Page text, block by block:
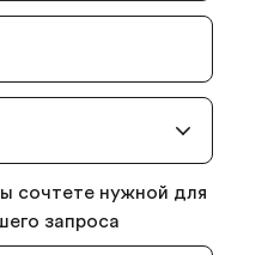
сочтете нужной для
запроса